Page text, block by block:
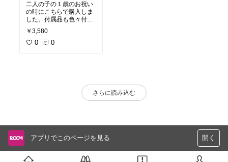
二人の子の１歳のお祝い
の時にこちらで購入しま
した。付属品も色々付け
てくれてそのまま両家の
お土産にも出来て良かっ
たです
￥3,580
0 0
さらに読み込む
アプリでこのページを見る 開く